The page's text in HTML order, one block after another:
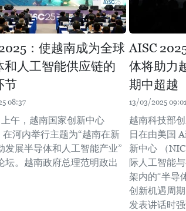
：使越南成为全球
和人工智能供应链的
节
08:37
午，越南国家创新中心
在河内举行主题为“越南在新
发展半导体和人工智能产业”
坛。越南政府总理范明政出
AISC
体将助力
期中超越
13/03/2025 09:01
越南科技部
日在由美国
新中心 （
际人工智能
架内的“半导
创新机遇周
发表讲话时